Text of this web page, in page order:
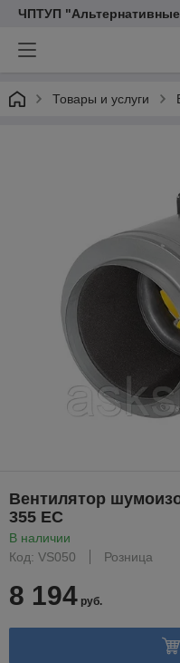
ЧПТУП
Товары и услуги
Вентилятор
355 EC
В наличии
Код: VS050
Розница
8 194 руб.